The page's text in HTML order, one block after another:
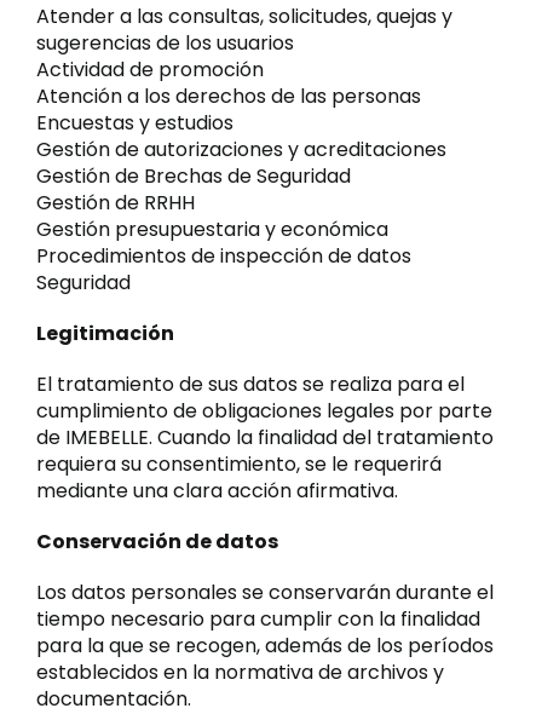
Atender a las consultas, solicitudes, quejas y
sugerencias de los usuarios
Actividad de promoción
Atención a los derechos de las personas
Encuestas y estudios
Gestión de autorizaciones y acreditaciones
Gestión de Brechas de Seguridad
Gestión de RRHH
Gestión presupuestaria y económica
Procedimientos de inspección de datos
Seguridad
Legitimación
El tratamiento de sus datos se realiza para el
cumplimiento de obligaciones legales por parte
de IMEBELLE. Cuando la finalidad del tratamiento
requiera su consentimiento, se le requerirá
mediante una clara acción afirmativa.
Conservación de datos
Los datos personales se conservarán durante el
tiempo necesario para cumplir con la finalidad
para la que se recogen, además de los períodos
establecidos en la normativa de archivos y
documentación.